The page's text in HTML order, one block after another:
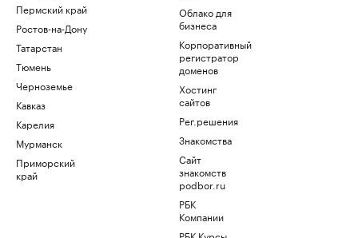
Пермский край
Ростов-на-Дону
Татарстан
Тюмень
Черноземье
Кавказ
Карелия
Мурманск
Приморский
край
Облако для
бизнеса
Корпоративный
регистратор
доменов
Хостинг
сайтов
Рег.решения
Знакомства
Сайт
знакомств
podbor.ru
РБК
Компании